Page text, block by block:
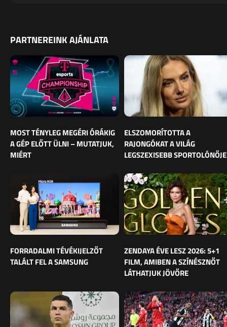
PARTNEREINK AJÁNLATA
MOST TÉNYLEG MEGÉRI ÓRÁKIG
A GÉP ELŐTT ÜLNI – MUTATJUK,
MIÉRT
ELSZOMORÍTOTTA A
RAJONGÓKAT A VILÁG
LEGSZEXISEBB SPORTOLÓNŐJE
FORRADALMI TÉVÉKIJELZŐT
TALÁLT FEL A SAMSUNG
ZENDAYA ÉVE LESZ 2026: 5+1
FILM, AMIBEN A SZÍNÉSZNŐT
LÁTHATJUK JÖVŐRE